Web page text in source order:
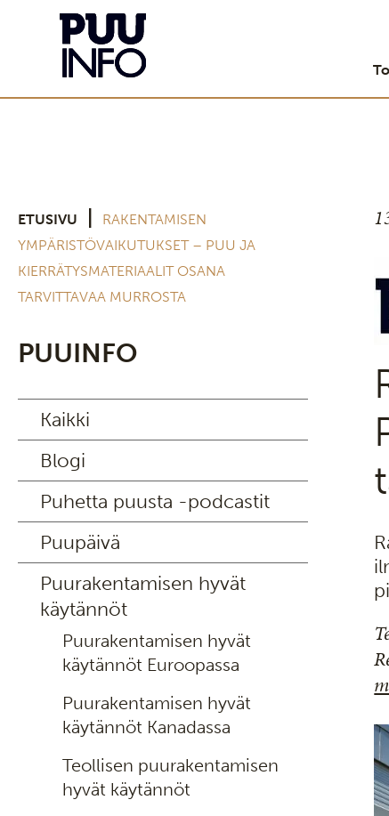
ETUSIVU
RAKENTAMISEN
YMPÄRISTÖVAIKUTUKSET – PUU JA
KIERRÄTYSMATERIAALIT OSANA
TARVITTAVAA MURROSTA
PUUINFO
Kaikki
Blogi
Puhetta puusta -podcastit
Puupäivä
Puurakentamisen hyvät
käytännöt
Puurakentamisen hyvät
käytännöt Euroopassa
Puurakentamisen hyvät
käytännöt Kanadassa
Teollisen puurakentamisen
hyvät käytännöt